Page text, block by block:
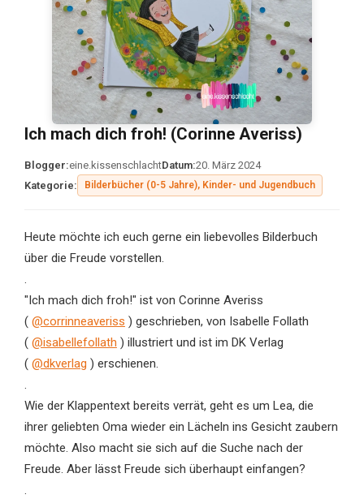
Ich mach dich froh! (Corinne Averiss)
Blogger:eine.kissenschlachtDatum:20. März 2024
Kategorie:
Bilderbücher (0-5 Jahre), Kinder- und Jugendbuch
Heute möchte ich euch gerne ein liebevolles Bilderbuch
über die Freude vorstellen.
.
"Ich mach dich froh!" ist von Corinne Averiss
( @corrinneaveriss ) geschrieben, von Isabelle Follath
( @isabellefollath ) illustriert und ist im DK Verlag
( @dkverlag ) erschienen.
.
Wie der Klappentext bereits verrät, geht es um Lea, die
ihrer geliebten Oma wieder ein Lächeln ins Gesicht zaubern
möchte. Also macht sie sich auf die Suche nach der
Freude. Aber lässt Freude sich überhaupt einfangen?
.